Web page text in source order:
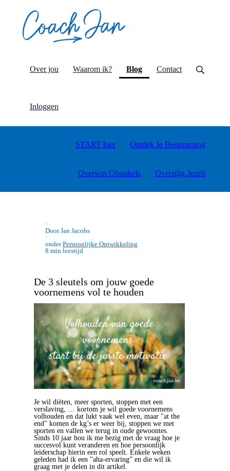
Over jou Waarom ik? Blog(current)
Contact
Inloggen
START hier Ontdek Je Bestemming
Overwin Obstakels Overstijg Jezelf
·
Door Jan Jacobs
·
onderPersoonlijke Ontwikkeling
8 min leestijd
De 3 sleutels om jouw goede
voornemens vol te houden
Je wil diëten, meer sporten, stoppen met een
verslaving, … kortom je wil goede voornemens
volhouden en dat lukt vaak wel even, maar "at the
end" komen de kg’s er weer bij, stoppen we met
sporten en vallen we terug in oude gewoontes.
Sinds 10 jaar hou ik me bezig met de vraag hoe je
succesvol kunt veranderen en hoe persoonlijk
leiderschap hierin een rol speelt. Enkele weken
geleden had ik een "aha-ervaring” en die wil ik
graag met je delen in dit artikel.